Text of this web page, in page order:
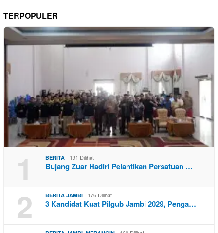
TERPOPULER
1 BERITA 191 Dilihat
Bujang Zuar Hadiri Pelantikan Persatuan …
2 BERITA JAMBI 176 Dilihat
3 Kandidat Kuat Pilgub Jambi 2029, Penga…